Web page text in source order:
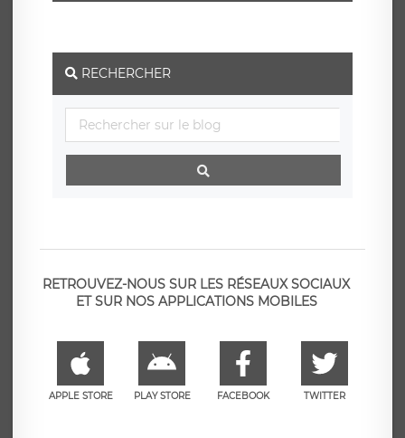
RECHERCHER
RETROUVEZ-NOUS SUR LES RÉSEAUX SOCIAUX
ET SUR NOS APPLICATIONS MOBILES
APPLE STORE PLAY STORE FACEBOOK TWITTER